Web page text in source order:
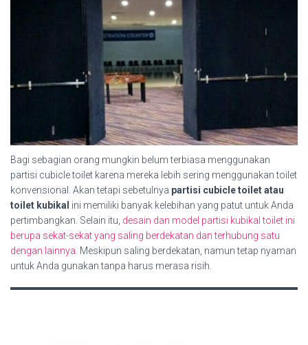
Bagi sebagian orang mungkin belum terbiasa menggunakan
partisi cubicle toilet karena mereka lebih sering menggunakan toilet
konvensional. Akan tetapi sebetulnya partisi cubicle toilet atau
toilet kubikal ini memiliki banyak kelebihan yang patut untuk Anda
pertimbangkan. Selain itu, desain dan model partisi kubikal toilet ini
berupa sekat-sekat yang saling berdekatan dan terhubung satu
dengan lainnya. Meskipun saling berdekatan, namun tetap nyaman
untuk Anda gunakan tanpa harus merasa risih.